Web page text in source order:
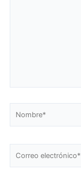
electrónico*